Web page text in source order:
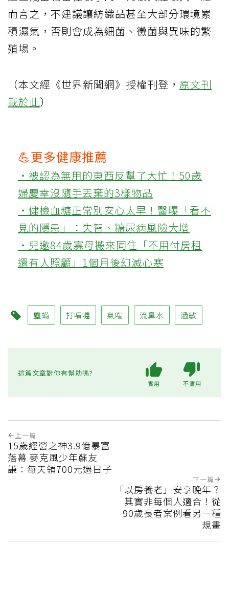
而言之，不建議讓紡織品甚至大部分環境累
積濕氣，否則會成為細菌、黴菌與異味的繁
殖場。
（本文經《世界新聞網》授權刊登， 原文刊
載於此）
💪更多健康推薦
‧被認為無用的東西反幫了大忙！50歲
婦慶幸沒隨手丟棄的3樣物品
‧健檢血糖正常別安心太早！醫曝「看不
見的隱患」：失智、糖尿病風險大增
‧兒邀84歲寡母搬來同住「不用付房租
還有人照顧」1個月後幻滅心寒
塵蟎 打噴嚏 氣喘 流鼻水 過敏
這篇文章對你有幫助嗎?
實用 不實用
上一篇
15歲經營之神3.9億暴富
落幕 麥克風少年蘇友
謙：每天領700元過日子
下一篇
「以房養老」安享晚年？
其實非每個人適合！從
90歲長者案例看另一種
規畫